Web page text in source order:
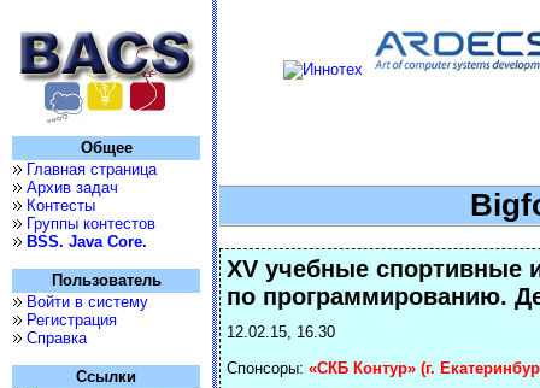
Общее
Главная страница
Архив задач
Контесты
Группы контестов
BSS. Java Core.
Пользователь
Войти в систему
Регистрация
Справка
Ссылки
XV учебные спортивные
по программированию.
12.02.15, 16.30
Спонсоры: «СКБ Контур» (г.